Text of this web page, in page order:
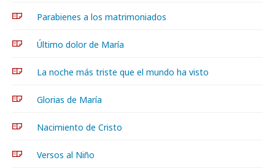
Parabienes a los matrimoniados
Último dolor de María
La noche más triste que el mundo ha visto
Glorias de María
Nacimiento de Cristo
Versos al Niño